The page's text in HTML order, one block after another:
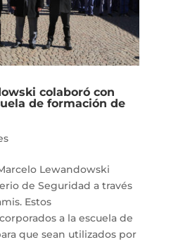
colaboró con
de formación de
Lewandowski
de Seguridad a través
Estos
a la escuela de
que sean utilizados por